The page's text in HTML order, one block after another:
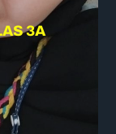
3A